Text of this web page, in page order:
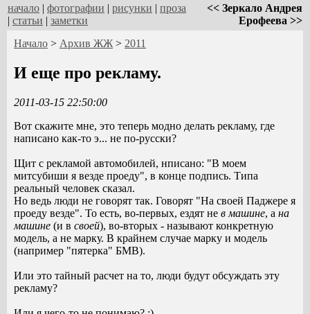
начало | фотографии | рисунки | проза
| статьи | заметки
<< Зеркало Андрея
Ерофеева >>
Начало > Архив ЖЖ > 2011
И еще про рекламу.
2011-03-15 22:50:00
Вот скажите мне, это теперь модно делать рекламу, где
написано как-то э... не по-русски?
Щит с рекламой автомобилей, нписано: "В моем
митсубиши я везде проеду", в конце подпись. Типа
реальный человек сказал.
Но ведь люди не говорят так. Говорят "На своей Паджере я
проеду везде". То есть, во-первых, ездят не в машине, а на
машине (и в своей), во-вторых - называют конкретную
модель, а не марку. В крайнем случае марку и модель
(например "пятерка" БМВ).
Или это тайный расчет на то, люди будут обсуждать эту
рекламу?